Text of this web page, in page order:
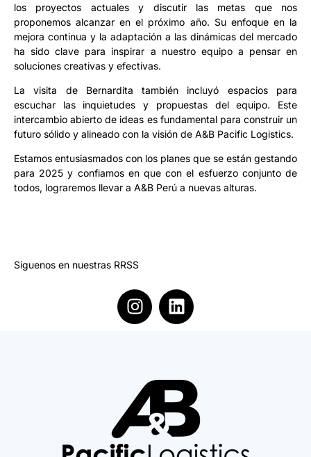
los proyectos actuales y discutir las metas que nos
proponemos alcanzar en el próximo año. Su enfoque en la
mejora continua y la adaptación a las dinámicas del mercado
ha sido clave para inspirar a nuestro equipo a pensar en
soluciones creativas y efectivas.
La visita de Bernardita también incluyó espacios para
escuchar las inquietudes y propuestas del equipo. Este
intercambio abierto de ideas es fundamental para construir un
futuro sólido y alineado con la visión de A&B Pacific Logistics.
Estamos entusiasmados con los planes que se están gestando
para 2025 y confiamos en que con el esfuerzo conjunto de
todos, lograremos llevar a A&B Perú a nuevas alturas.
Síguenos en nuestras RRSS